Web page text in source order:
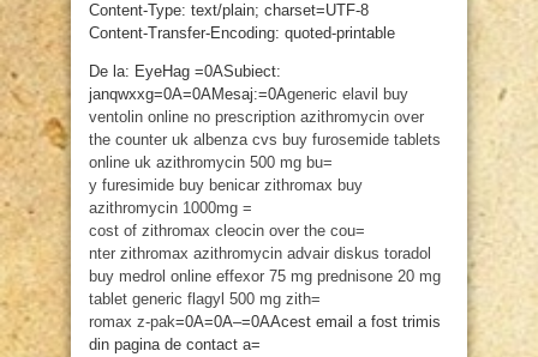
Content-Type: text/plain; charset=UTF-8
Content-Transfer-Encoding: quoted-printable
De la: EyeHag =0ASubiect:
janqwxxg=0A=0AMesaj:=0Ageneric elavil
buy
ventolin online no prescription azithromycin over
the counter uk albenza cvs buy furosemide tablets
online uk azithromycin 500 mg bu=
y furesimide buy benicar zithromax buy
azithromycin 1000mg =
cost of zithromax cleocin over the cou=
nter zithromax azithromycin advair diskus toradol
buy medrol online effexor 75 mg prednisone 20 mg
tablet generic flagyl 500 mg zith=
romax z-pak=0A=0A–=0AAcest email a fost trimis
din pagina de contact a=